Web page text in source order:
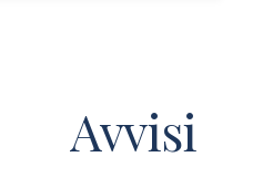
Avvisi